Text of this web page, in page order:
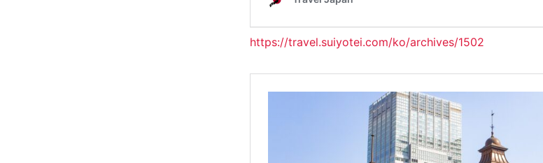
https://travel.suiyotei.com/ko/archives/1502